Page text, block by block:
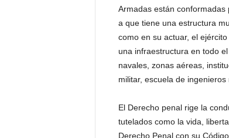
Armadas están
a que tiene una estructura
como en su actuar, el
una infraestructura en todo
navales, zonas aéreas,
militar, escuela de
El Derecho penal rige la
tutelados como la vida,
Derecho Penal con su